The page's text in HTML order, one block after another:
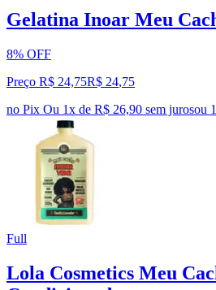
Gelatina Inoar Meu
8% OFF
Preço R$ 24,75R$ 24,75
no Pix Ou 1x de R$ 26,90 sem jurosou 1
Full
Lola Cosmetics Meu